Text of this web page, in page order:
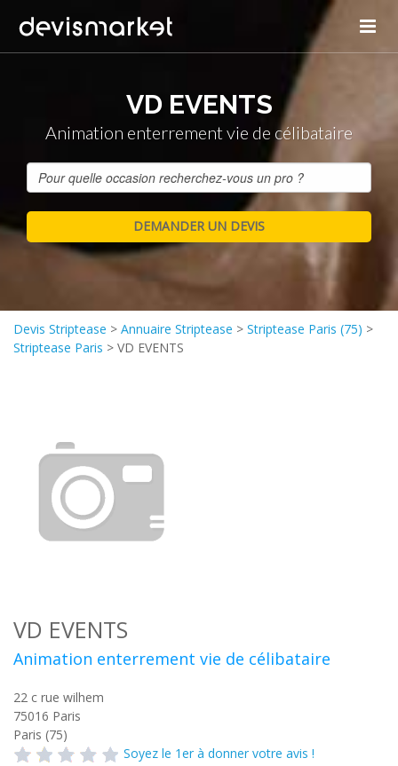
VD EVENTS
Animation enterrement vie de célibataire
Devis Striptease > Annuaire Striptease > Striptease Paris (75) >
Striptease Paris > VD EVENTS
VD EVENTS
Animation enterrement vie de célibataire
22 c rue wilhem
75016 Paris
Paris (75)
Soyez le 1er à donner votre avis !